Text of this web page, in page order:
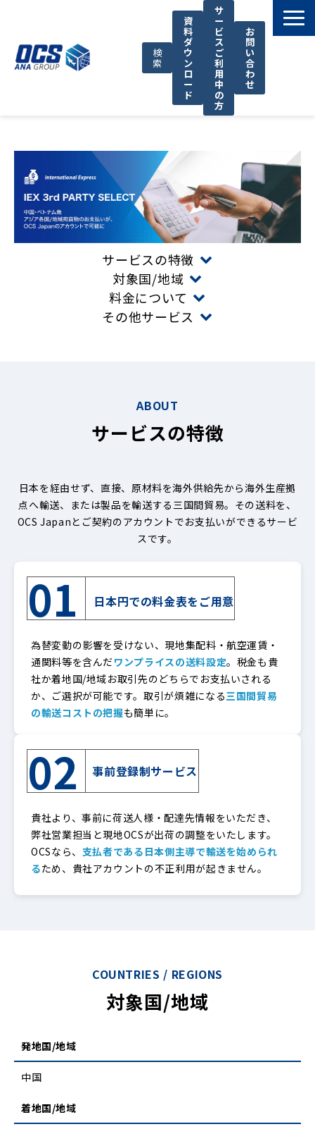
検
索
資
料
ダ
ウ
ン
ロ
ー
ド
サ
ー
ビ
ス
ご
利
用
中
の
方
お
問
い
合
わ
せ
OCSが選ばれる理由
お役立ち情報
サポート
OCSについて
お知らせ
サービスの特徴
対象国/地域
料金について
その他サービス
ABOUT
サービスの特徴
日本を経由せず、直接、原材料を海外供給先から海外生産拠
点へ輸送、または製品を輸送する三国間貿易。その送料を、
OCS Japanとご契約のアカウントでお支払いができるサービ
スです。
01 日本円での料金表をご用意
為替変動の影響を受けない、現地集配料・航空運賃・
通関料等を含んだワンプライスの送料設定。税金も貴
社か着地国/地域お取引先のどちらでお支払いされる
か、ご選択が可能です。取引が煩雑になる三国間貿易
の輸送コストの把握も簡単に。
02 事前登録制サービス
貴社より、事前に荷送人様・配達先情報をいただき、
弊社営業担当と現地OCSが出荷の調整をいたします。
OCSなら、 支払者である日本側主導で輸送を始められ
るため、貴社アカウントの不正利用が起きません。
COUNTRIES / REGIONS
対象国/地域
発地国/地域
中国
着地国/地域